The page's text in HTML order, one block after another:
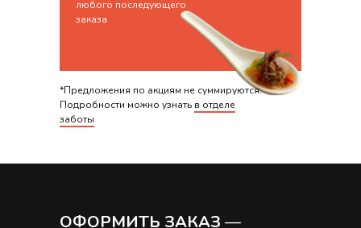
любого последующего
заказа
*Предложения по акциям не суммируются.
Подробности можно узнать в отделе
заботы
ОФОРМИТЬ ЗАКАЗ —